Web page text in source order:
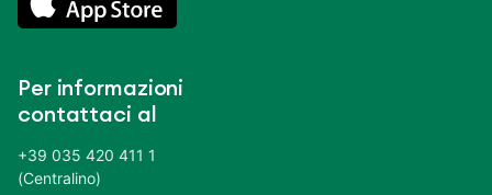
Per informazioni
contattaci al
+39 035 420 411 1
(Centralino)